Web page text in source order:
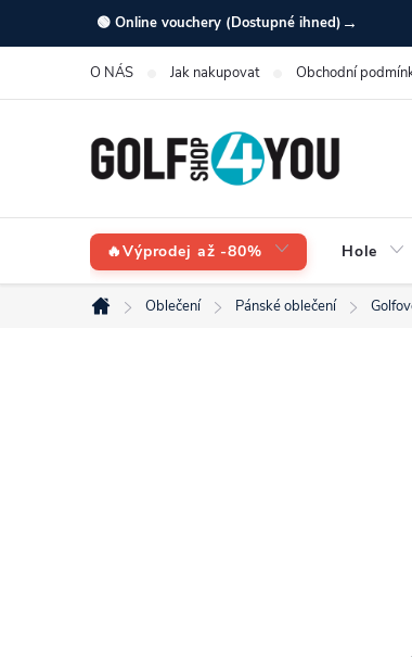
na
🟢 Online vouchery (Dostupné ihned) →
O NÁS Jak nakupovat Obchodní
🔥Výprodej až -80% Hole
Domů
Oblečení Pánské oblečení